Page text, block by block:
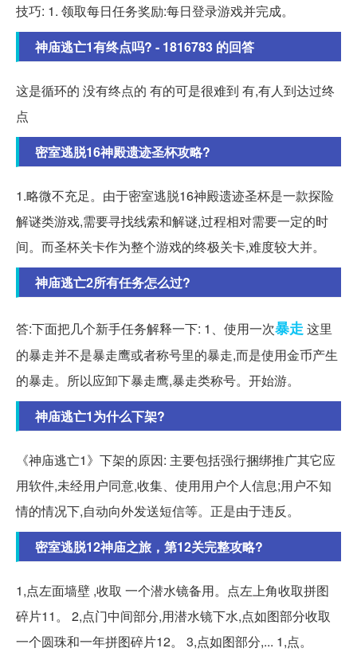
技巧: 1. 领取每日任务奖励:每日登录游戏并完成。
神庙逃亡1有终点吗? - 1816783 的回答
这是循环的 没有终点的 有的可是很难到 有,有人到达过终
点
密室逃脱16神殿遗迹圣杯攻略?
1.略微不充足。由于密室逃脱16神殿遗迹圣杯是一款探险
解谜类游戏,需要寻找线索和解谜,过程相对需要一定的时
间。而圣杯关卡作为整个游戏的终极关卡,难度较大并。
神庙逃亡2所有任务怎么过?
答:下面把几个新手任务解释一下: 1、使用一次暴走这里
的暴走并不是暴走鹰或者称号里的暴走,而是使用金币产生
的暴走。所以应卸下暴走鹰,暴走类称号。开始游。
神庙逃亡1为什么下架?
《神庙逃亡1》下架的原因: 主要包括强行捆绑推广其它应
用软件,未经用户同意,收集、使用用户个人信息;用户不知
情的情况下,自动向外发送短信等。正是由于违反。
密室逃脱12神庙之旅，第12关完整攻略?
1,点左面墙壁 ,收取 一个潜水镜备用。点左上角收取拼图
碎片11。 2,点门中间部分,用潜水镜下水,点如图部分收取
一个圆珠和一年拼图碎片12。 3,点如图部分,... 1,点。